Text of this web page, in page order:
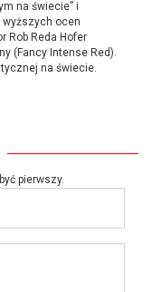
na świecie” i
wyższych ocen
Rob Reda Hofer
(Fancy Intense Red).
na świecie.
pierwszy.